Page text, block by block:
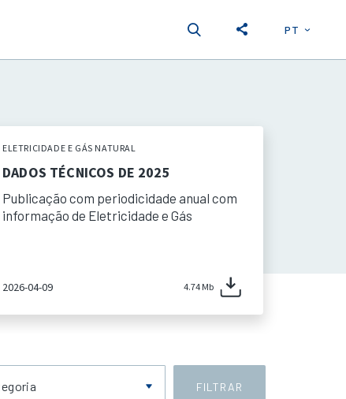
PT
ELETRICIDADE E GÁS NATURAL
DADOS TÉCNICOS DE 2025
Publicação com periodicidade anual com
informação de Eletricidade e Gás
2026-04-09 4.74 Mb
FILTRAR